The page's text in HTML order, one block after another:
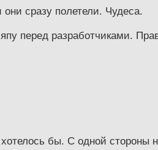
они сразу полетели. Чудеса.
перед разработчиками.
бы. С одной